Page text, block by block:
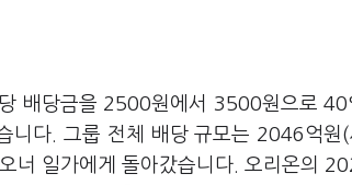
배당금을 2500원에서 3500원으로
니다. 그룹 전체 배당 규모는 2046억원
너 일가에게 돌아갔습니다. 오리온의